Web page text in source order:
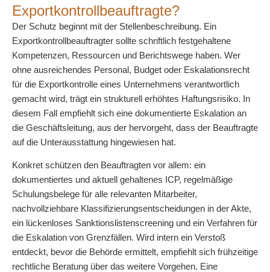
Exportkontrollbeauftragte?
Der Schutz beginnt mit der Stellenbeschreibung. Ein
Exportkontrollbeauftragter sollte schriftlich festgehaltene
Kompetenzen, Ressourcen und Berichtswege haben. Wer
ohne ausreichendes Personal, Budget oder Eskalationsrecht
für die Exportkontrolle eines Unternehmens verantwortlich
gemacht wird, trägt ein strukturell erhöhtes Haftungsrisiko. In
diesem Fall empfiehlt sich eine dokumentierte Eskalation an
die Geschäftsleitung, aus der hervorgeht, dass der Beauftragte
auf die Unterausstattung hingewiesen hat.
Konkret schützen den Beauftragten vor allem: ein
dokumentiertes und aktuell gehaltenes ICP, regelmäßige
Schulungsbelege für alle relevanten Mitarbeiter,
nachvollziehbare Klassifizierungsentscheidungen in der Akte,
ein lückenloses Sanktionslistenscreening und ein Verfahren für
die Eskalation von Grenzfällen. Wird intern ein Verstoß
entdeckt, bevor die Behörde ermittelt, empfiehlt sich frühzeitige
rechtliche Beratung über das weitere Vorgehen. Eine